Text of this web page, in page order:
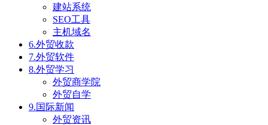
建站系统
SEO工具
主机域名
6.外贸收款
7.外贸软件
8.外贸学习
外贸商学院
外贸自学
9.国际新闻
外贸资讯